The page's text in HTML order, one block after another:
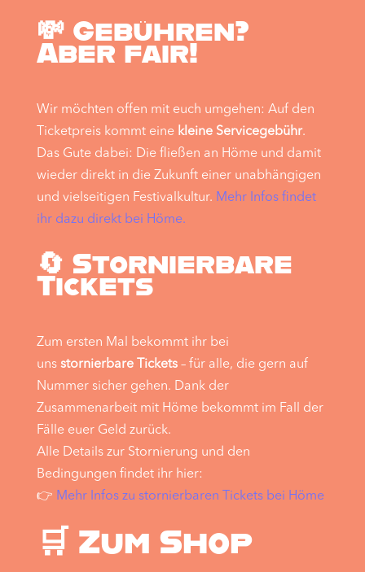
💸 Gebühren?
Aber fair!
Wir möchten offen mit euch umgehen: Auf den
Ticketpreis kommt eine kleine Servicegebühr.
Das Gute dabei: Die fließen an Höme und damit
wieder direkt in die Zukunft einer unabhängigen
und vielseitigen Festivalkultur. Mehr Infos findet
ihr dazu direkt bei Höme.
🔄 Stornierbare
Tickets
Zum ersten Mal bekommt ihr bei
uns stornierbare Tickets – für alle, die gern auf
Nummer sicher gehen. Dank der
Zusammenarbeit mit Höme bekommt im Fall der
Fälle euer Geld zurück.
Alle Details zur Stornierung und den
Bedingungen findet ihr hier:
👉 Mehr Infos zu stornierbaren Tickets bei Höme
🛒 Zum Shop